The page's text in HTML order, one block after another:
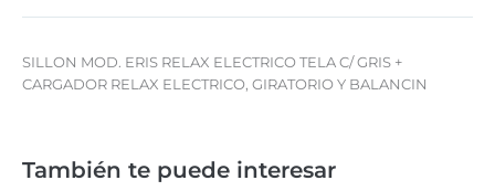
SILLON MOD. ERIS RELAX ELECTRICO TELA C/ GRIS +
CARGADOR RELAX ELECTRICO, GIRATORIO Y BALANCIN
También te puede interesar